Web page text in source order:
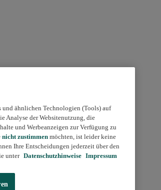
ähnlichen Technologien (Tools) auf
Analyse der Websitenutzung, die
und Werbeanzeigen zur Verfügung zu
nicht zustimmen möchten, ist leider keine
Ihre Entscheidungen jederzeit über den
unter Datenschutzhinweise Impressum